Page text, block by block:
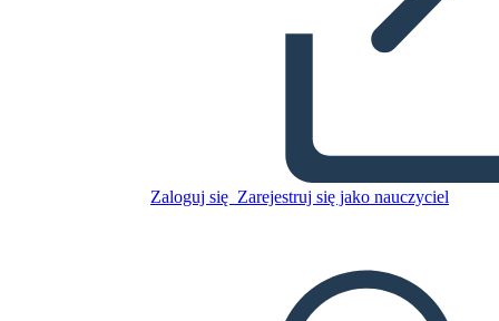
Zaloguj się Zarejestruj się jako nauczyciel